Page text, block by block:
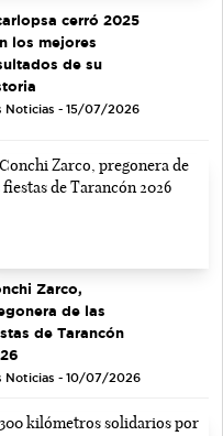
cerró 2025
los mejores
de su
Noticias - 15/07/2026
Zarco,
de las
de Tarancón
Noticias - 10/07/2026